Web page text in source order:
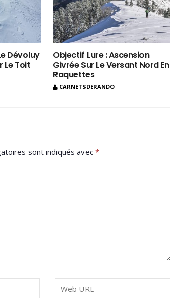
Dévoluy
Le Toit
Objectif Lure : Ascension
Givrée Sur Le Versant Nord En
Raquettes
CARNETSDERANDO
sont indiqués avec*